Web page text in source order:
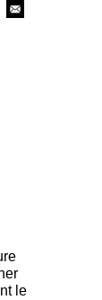
le